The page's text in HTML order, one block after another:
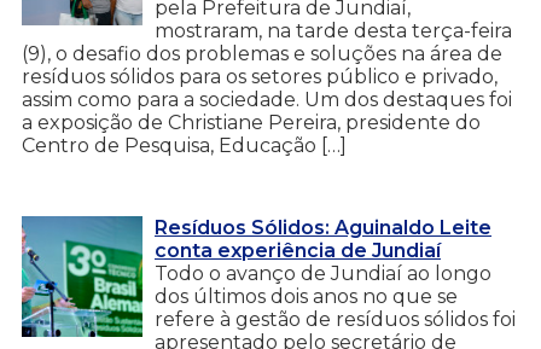
pela Prefeitura de Jundiaí,
mostraram, na tarde desta terça-feira
(9), o desafio dos problemas e soluções na área de
resíduos sólidos para os setores público e privado,
assim como para a sociedade. Um dos destaques foi
a exposição de Christiane Pereira, presidente do
Centro de Pesquisa, Educação […]
Resíduos Sólidos: Aguinaldo Leite
conta experiência de Jundiaí
Todo o avanço de Jundiaí ao longo
dos últimos dois anos no que se
refere à gestão de resíduos sólidos foi
apresentado pelo secretário de